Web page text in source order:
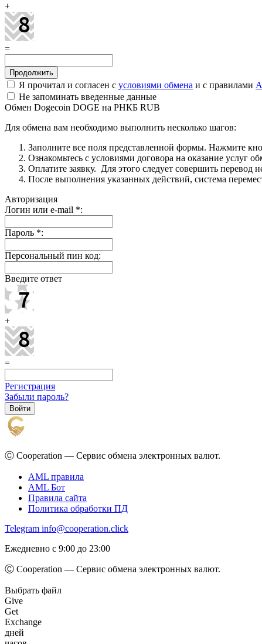
+
=
Я прочитал и согласен с условиями обмена и с правилами
Не запоминать введенные данные
Обмен Dogecoin DOGE на РНКБ RUB
Для обмена вам необходимо выполнить несколько шагов:
Заполните все поля представленной формы. Нажмите
Ознакомьтесь с условиями договора на оказание услуг
Оплатите заявку. Для этого следует совершить
После выполнения указанных действий, система
Авторизация
Логин или e-mail *:
Пароль *:
Персональный пин код:
Введите ответ
+
=
Регистрация
Забыли пароль?
Ⓒ Cooperation — Сервис обмена электронных валют.
AML правила
AML Бот
Правила сайта
Политика обработки ПД
Telegram info@cooperation.click
Ежедневно с 9:00 до 23:00
Ⓒ Cooperation — Сервис обмена электронных валют.
Выбрать файл
Give
Get
Exchange
дней